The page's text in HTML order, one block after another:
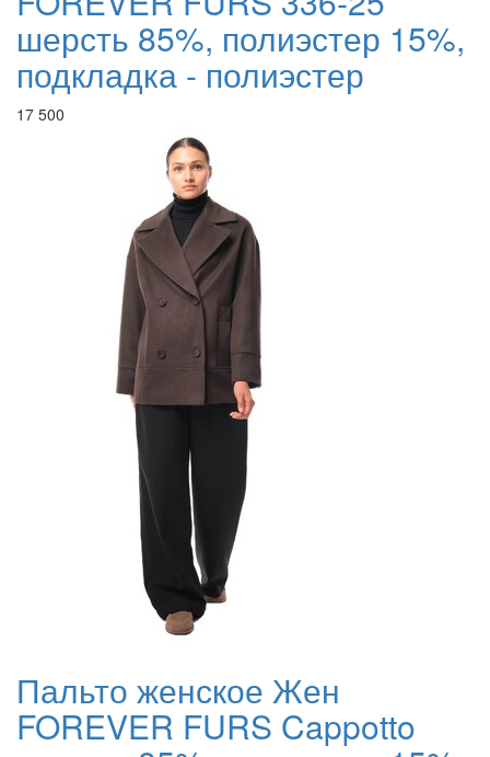
шерсть 85%, полиэстер 15%,
подкладка - полиэстер
17 500
Пальто женское Жен
FOREVER FURS Cappotto